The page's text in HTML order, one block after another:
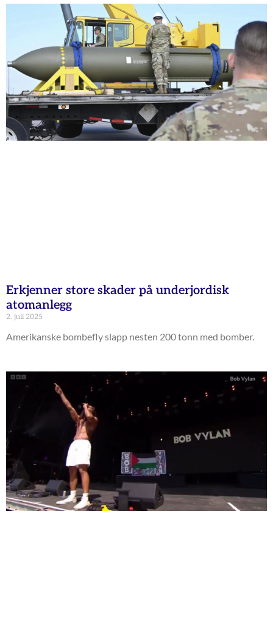
Erkjenner store skader på underjordisk
atomanlegg
2. juli 2025
Amerikanske bombefly slapp nesten 200 tonn med bomber.